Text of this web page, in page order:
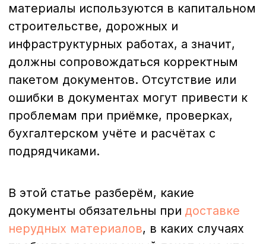
подрядчиками.
В этой статье разберём, какие
документы обязательны при доставке
нерудных материалов, в каких случаях
требуется расширенный пакет и на что
заказчику стоит обращать внимание при
приёмке.
Зачем вообще нужны
документы при доставке
нерудных материалов
функций:
подтверждаютзаконность
происхождения материала;
фиксируют
объём, вид и